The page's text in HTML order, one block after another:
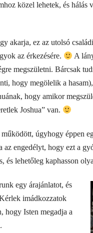
közel lehetek, és hálás
akarja, ez az utolsó
az érkezésére.
A
megszületni. Bárcsak
hogy megölelik a
hogy amikor
Joshua” van.
úgyhogy éppen
az engedélyt, hogy ezt a
lehetőleg kaphasson
egy árajánlatot, és
imádkozzatok
hogy Isten megadja a